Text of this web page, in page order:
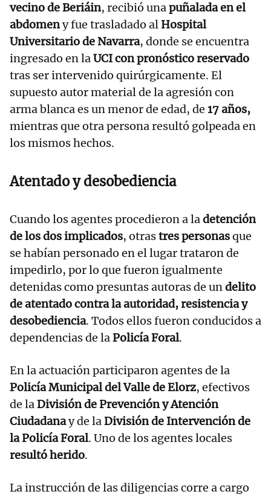
vecino de Beriáin, recibió unapuñalada en el
abdomeny fue trasladado al Hospital
Universitario de Navarra, donde se encuentra
ingresado en laUCI con pronóstico reservado
tras ser intervenido quirúrgicamente. El
supuesto autor material de la agresión con
arma blanca es un menor de edad, de 17 años,
mientras que otra persona resultó golpeada en
los mismos hechos.
Atentado y desobediencia
Cuando los agentes procedieron a ladetención
de los dos implicados, otrastres personasque
se habían personado en el lugar trataron de
impedirlo, por lo que fueron igualmente
detenidas como presuntas autoras de undelito
de atentado contra la autoridad, resistencia y
desobediencia. Todos ellos fueron conducidos a
dependencias de laPolicía Foral.
En la actuación participaron agentes de la
Policía Municipal del Valle de Elorz, efectivos
de laDivisión de Prevención y Atención
Ciudadanay de laDivisión de Intervención de
la Policía Foral. Uno de los agentes locales
resultó herido.
La instrucción de las diligencias corre a cargo